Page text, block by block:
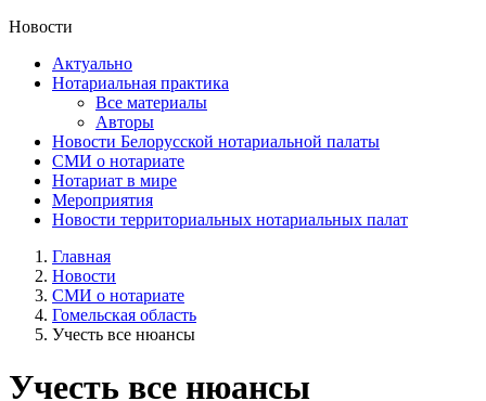
Новости
Актуально
Нотариальная практика
Все материалы
Авторы
Новости Белорусской нотариальной палаты
СМИ о нотариате
Нотариат в мире
Мероприятия
Новости территориальных нотариальных палат
Главная
Новости
СМИ о нотариате
Гомельская область
Учесть все нюансы
Учесть все нюансы